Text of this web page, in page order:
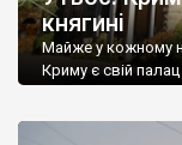
княгині
Майже у кожному
Криму є свій